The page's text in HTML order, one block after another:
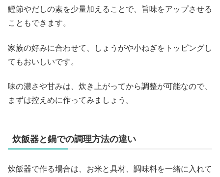
鰹節やだしの素を少量加えることで、旨味をアップさせる
こともできます。
家族の好みに合わせて、しょうがや小ねぎをトッピングし
てもおいしいです。
味の濃さや甘みは、炊き上がってから調整が可能なので、
まずは控えめに作ってみましょう。
炊飯器と鍋での調理方法の違い
炊飯器で作る場合は、お米と具材、調味料を一緒に入れて